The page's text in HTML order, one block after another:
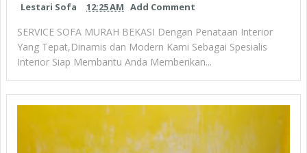
Lestari Sofa 12:25 AM Add Comment
SERVICE SOFA MURAH BEKASI Dengan Penataan Interior
Yang Tepat,Dinamis dan Modern Kami Sebagai Spesialis
Interior Siap Membantu Anda Memberikan...